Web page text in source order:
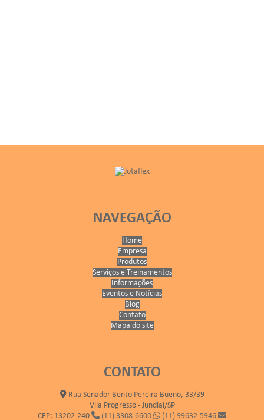
NAVEGAÇÃO
Home
Empresa
Produtos
Serviços e Treinamentos
Informações
Eventos e Notícias
Blog
Contato
Mapa do site
CONTATO
Rua Senador Bento Pereira Bueno, 33/39
Vila Progresso - Jundiaí/SP
CEP: 13202-240
(11) 3308-6600 (11) 99632-5946